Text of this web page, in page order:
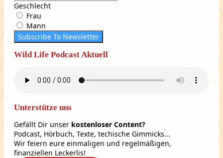
Geschlecht
Frau
Mann
Subscribe To Newsletter
Wild Life Podcast Aktuell
Unterstütze uns
Gefällt Dir unser kostenloser Content?
Podcast, Hörbuch, Texte, techische Gimmicks...
Wir feiern eure einmaligen und regelmäßigen,
finanziellen Leckerlis!